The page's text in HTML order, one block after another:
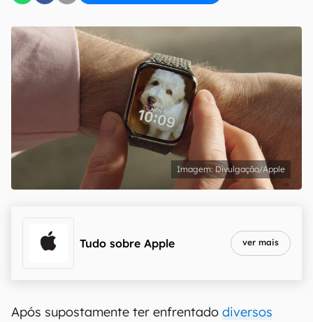
Uso e Política de Privacidade do Canaltech.
Divulgação/Apple
Tudo sobre Apple ver mais
Após supostamente ter enfrentado diversos